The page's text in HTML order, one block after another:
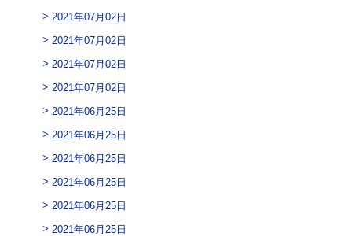
2021年07月02日
2021年07月02日
2021年07月02日
2021年07月02日
2021年06月25日
2021年06月25日
2021年06月25日
2021年06月25日
2021年06月25日
2021年06月25日